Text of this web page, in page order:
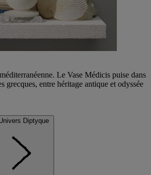
Le Vase Médicis puise dans
grecques, entre héritage antique et odyssée
Diptyque